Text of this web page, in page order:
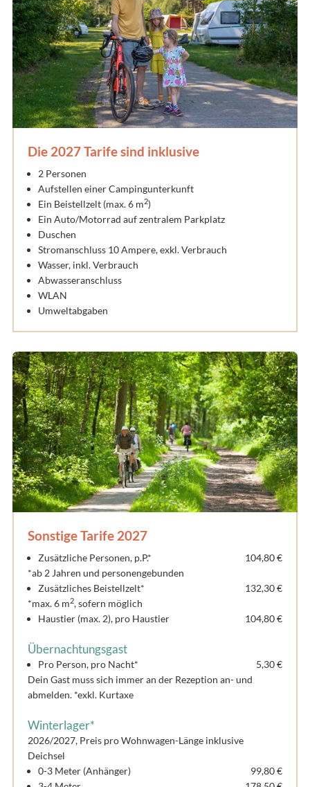
Die 2027 Tarife sind inklusive
2 Personen
Aufstellen einer Campingunterkunft
Ein Beistellzelt (max. 6 m2)
Ein Auto/Motorrad auf zentralem Parkplatz
Duschen
Stromanschluss 10 Ampere, exkl. Verbrauch
Wasser, inkl. Verbrauch
Abwasseranschluss
WLAN
Umweltabgaben
Sonstige Tarife 2027
Zusätzliche Personen, p.P.*
104,80 €
*ab 2 Jahren und personengebunden
Zusätzliches Beistellzelt*
132,30 €
*max. 6 m2, sofern möglich
Haustier (max. 2), pro Haustier
104,80 €
Übernachtungsgast
Pro Person, pro Nacht*
5,30 €
Dein Gast muss sich immer an der Rezeption an- und
abmelden. *exkl. Kurtaxe
Winterlager*
2026/2027, Preis pro Wohnwagen-Länge inklusive
Deichsel
0-3 Meter (Anhänger)
99,80 €